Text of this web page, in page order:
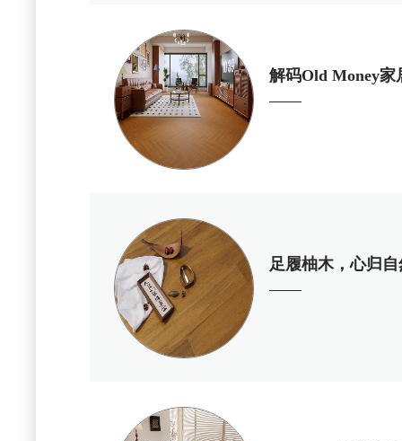
解码Old Money家
足履柚木，心归